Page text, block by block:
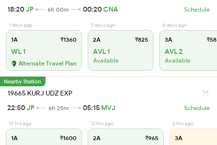
18:20JP 6h 00m 00:20CNA Schedule
1 days ago
1A ₹1360
WL 1
Alternate Travel Plan
2 days ago
2A ₹825
AVL 1
Available
4 days ago
3A
AVL 2
Available
Nearby Station
19665 KURJ UDZ EXP
22:50JP 6h 25m 05:15 MVJ Schedule
12 hrs ago
1A ₹1600
12 hrs ago
2A ₹965
2 hrs ago
3A